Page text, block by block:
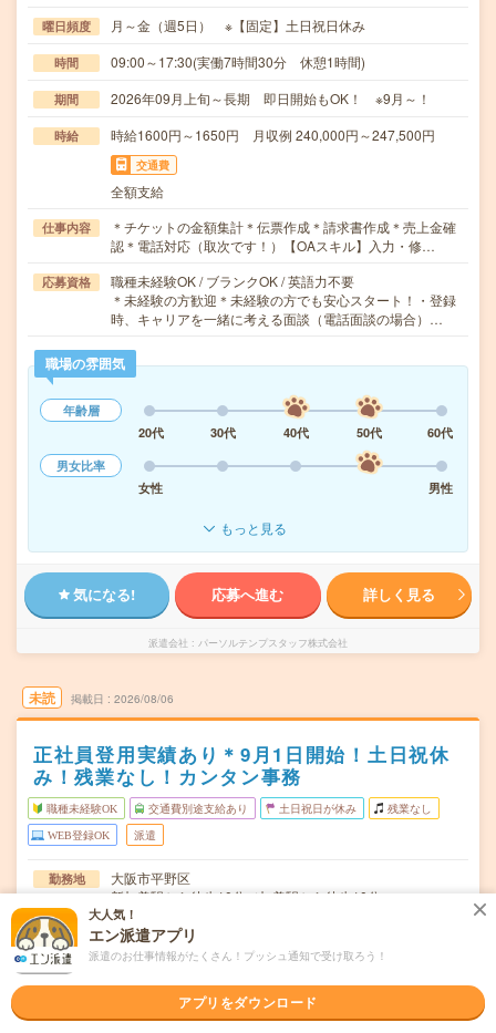
曜日頻度 月～金（週5日） ※【固定】土日祝日休み
時間 09:00～17:30(実働7時間30分 休憩1時間)
期間 2026年09月上旬～長期 即日開始もOK！ ※9月～！
時給 時給1600円～1650円 月収例 240,000円～247,500円
交通費
全額支給
仕事内容
＊チケットの金額集計＊伝票作成＊請求書作成＊売上金確
認＊電話対応（取次です！）【OAスキル】入力・修…
応募資格
職種未経験OK / ブランクOK / 英語力不要
＊未経験の方歓迎＊未経験の方でも安心スタート！・登録
時、キャリアを一緒に考える面談（電話面談の場合）…
職場の雰囲気
年齢層
20代
30代 40代 50代
60代
男女比率
女性
男性
もっと見る
気になる! 応募へ進む 詳しく見る
派遣会社 パーソルテンプスタッフ株式会社
未読 掲載日 2026/08/06
正社員登用実績あり＊9月1日開始！土日祝休
み！残業なし！カンタン事務
職種未経験OK 交通費別途支給あり 土日祝日が休み 残業なし
WEB登録OK 派遣
勤務地
大阪市平野区
新加美駅から徒歩10分／加美駅から徒歩10分
曜日頻度 月～金（週5日）
時間
09:00～17:05(実働7時間 休憩1時間05分)※10時からと15
時から110分ずつ休憩あり …
期間
2026年09月上旬～長期 産育休の為、1年ぐらいだが延長
大人気！
エン派遣アプリ
派遣のお仕事情報がたくさん！プッシュ通知で受け取ろう！
アプリをダウンロード